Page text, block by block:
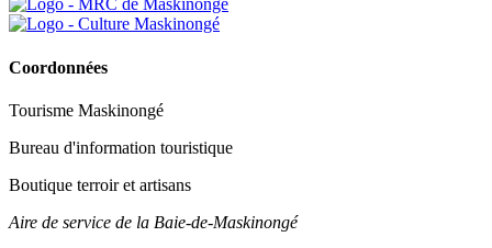
Coordonnées
Tourisme Maskinongé
Bureau d'information touristique
Boutique terroir et artisans
Aire de service de la Baie-de-Maskinongé